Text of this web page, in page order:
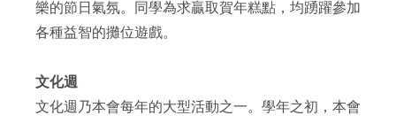
樂的節日氣氛。 同學為求贏取賀年糕點，均踴躍參加
各種益智的攤位遊戲。
文化週
文化週乃本會每年的大型活動之一。學年之初， 本會